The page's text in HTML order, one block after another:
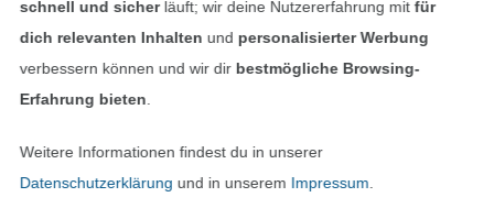
Datenschutz
Kontakt
schnell und sicherläuft; wir deine Nutzererfahrung mitfür
dich relevanten Inhalten und personalisierter Werbung
verbessern können und wir dir bestmögliche Browsing-
Erfahrung bieten
Weitere Informationen findest du in unserer
Datenschutzerklärung und in unserem Impressum